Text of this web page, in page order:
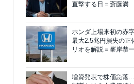
直撃する日＝斎藤満
ホンダ上場来初の赤
最大2.5兆円損失の正
リオを解説＝峯岸恭
増資発表で株価急落